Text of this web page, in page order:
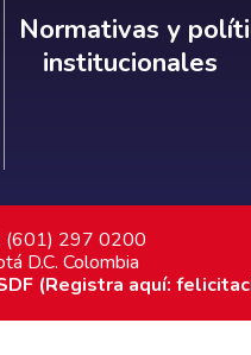
Normativas y
Normativas y
institucionales
(601) 297 0200
D.C. Colombia
(Registra aquí: